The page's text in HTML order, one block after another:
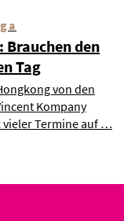
Brauchen den
Tag
von den
Kompany
vieler Termine auf …